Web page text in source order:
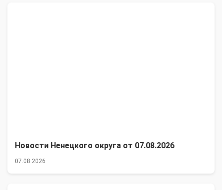
Новости Ненецкого округа от 07.08.2026
07.08.2026